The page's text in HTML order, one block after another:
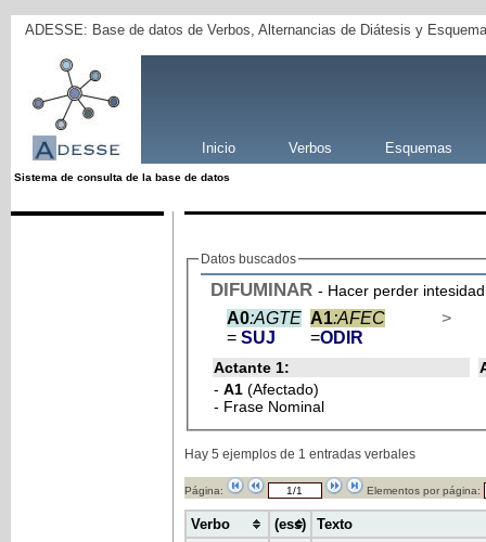
ADESSE: Base de datos de Verbos, Alternancias de Diátesis y
Inicio Verbos Esquemas
Sistema de consulta de la base de datos
Datos buscados
DIFUMINAR - Hacer perder
A0:AGTE
= SUJ
A1:AFEC
=ODIR
>
Actante 1:
- A1 (Afectado)
- Frase Nominal
Hay 5 ejemplos de 1 entradas verbales
Página: Elementos por página:
Verbo (ess) Texto